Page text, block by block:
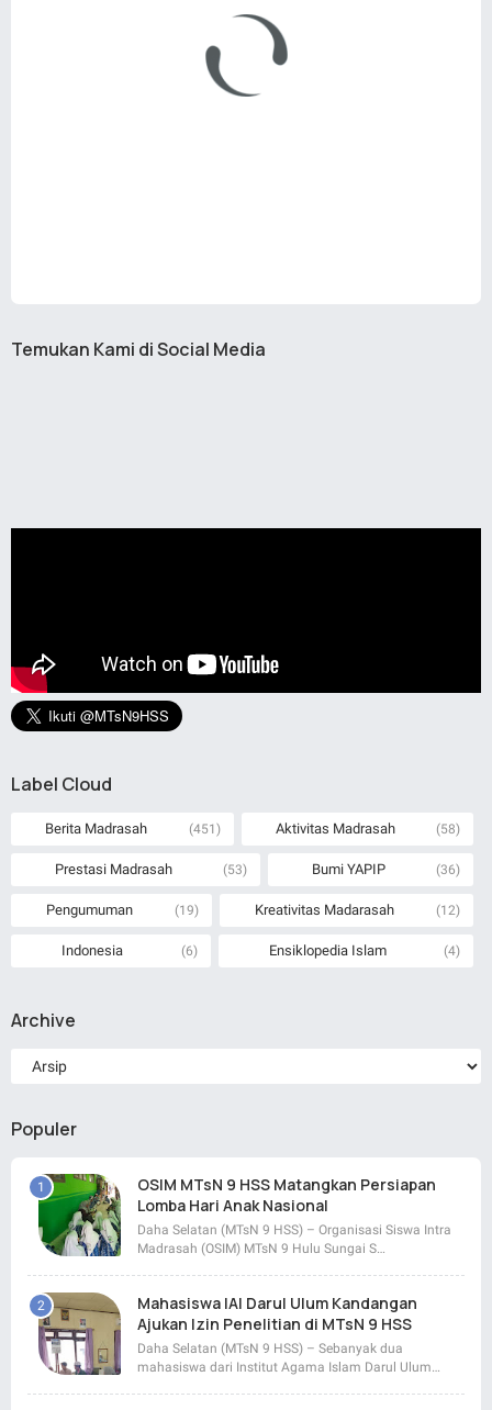
Temukan Kami di Social Media
Label Cloud
Berita Madrasah (451) Aktivitas Madrasah (58)
Prestasi Madrasah (53) Bumi YAPIP (36)
Pengumuman (19) Kreativitas Madarasah (12)
Indonesia (6) Ensiklopedia Islam (4)
Archive
Populer
OSIM MTsN 9 HSS Matangkan Persiapan
Lomba Hari Anak Nasional
Daha Selatan (MTsN 9 HSS) – Organisasi Siswa Intra
Madrasah (OSIM) MTsN 9 Hulu Sungai S…
Mahasiswa IAI Darul Ulum Kandangan
Ajukan Izin Penelitian di MTsN 9 HSS
Daha Selatan (MTsN 9 HSS) – Sebanyak dua
mahasiswa dari Institut Agama Islam Darul Ulum…